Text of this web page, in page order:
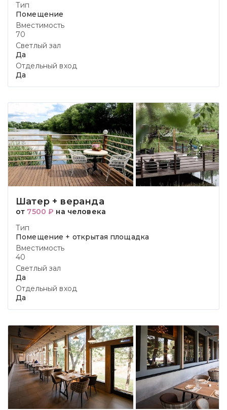
Тип
Помещение
Вместимость
70
Светлый зал
Да
Отдельный вход
Да
Шатер + веранда
от 7500 ₽ на человека
Тип
Помещение + открытая площадка
Вместимость
40
Светлый зал
Да
Отдельный вход
Да